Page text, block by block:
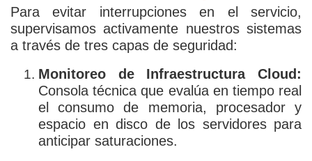
Para evitar interrupciones en el servicio,
supervisamos activamente nuestros sistemas
a través de tres capas de seguridad:
Monitoreo de Infraestructura Cloud:
Consola técnica que evalúa en tiempo real
el consumo de memoria, procesador y
espacio en disco de los servidores para
anticipar saturaciones.